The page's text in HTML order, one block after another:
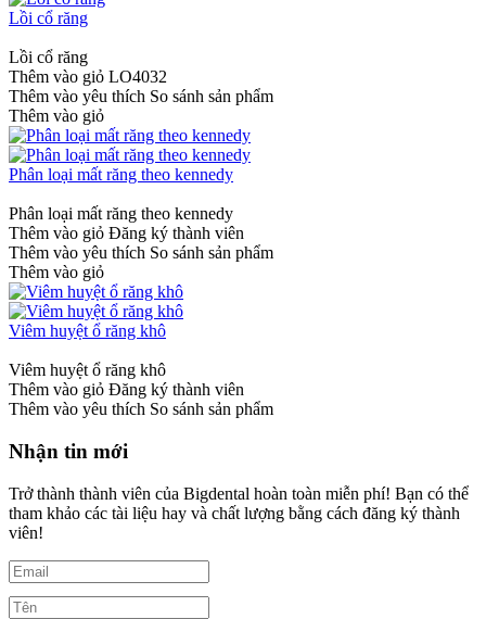
Lồi cổ răng
Lồi cổ răng
Thêm vào giỏ LO4032
Thêm vào yêu thích So sánh sản phẩm
Thêm vào giỏ
Phân loại mất răng theo kennedy
Phân loại mất răng theo kennedy
Thêm vào giỏ Đăng ký thành viên
Thêm vào yêu thích So sánh sản phẩm
Thêm vào giỏ
Viêm huyệt ổ răng khô
Viêm huyệt ổ răng khô
Thêm vào giỏ Đăng ký thành viên
Thêm vào yêu thích So sánh sản phẩm
Nhận tin mới
Trở thành thành viên của Bigdental hoàn toàn miễn phí! Bạn có thể
tham khảo các tài liệu hay và chất lượng bằng cách đăng ký thành
viên!